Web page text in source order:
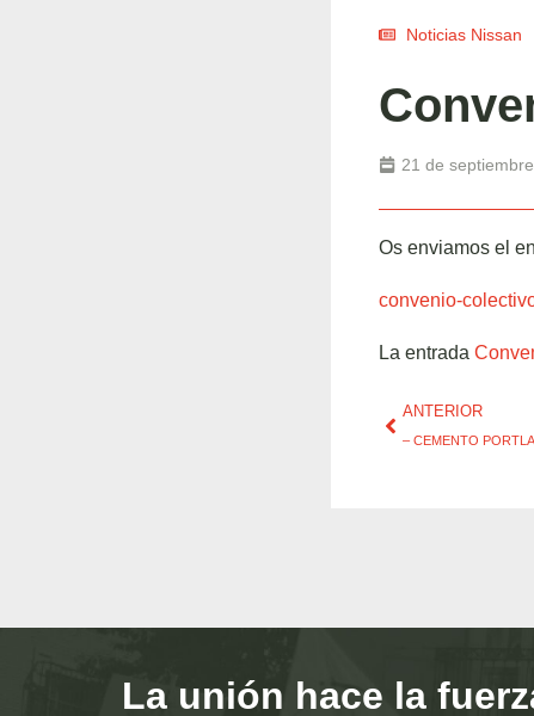
Noticias Nissan
21 de
Os enviamos el
convenio-
La entrada
ANTERIOR
– CEMENTO
La unión hace la